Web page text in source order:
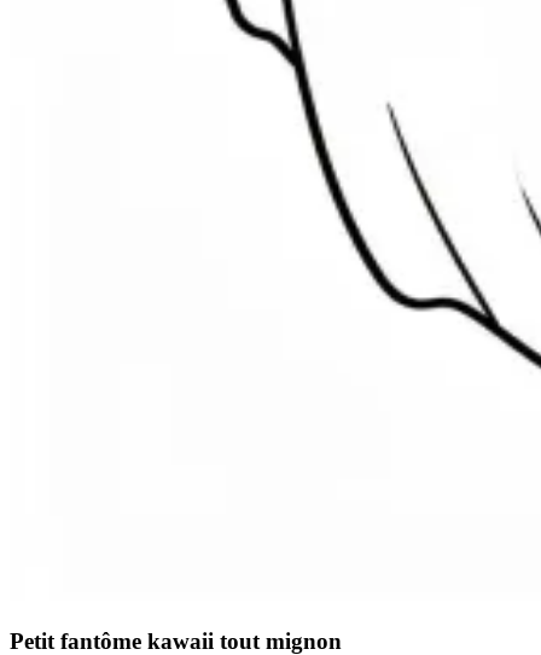
Petit fantôme kawaii tout mignon